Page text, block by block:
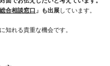
合相談窓口 」も出展しています。
知れる貴重な機会です。